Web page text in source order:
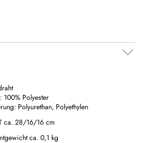
100% Polyester
Polyurethan, Polyethylen
ca. 28/16/16 cm
ca. 0,1 kg